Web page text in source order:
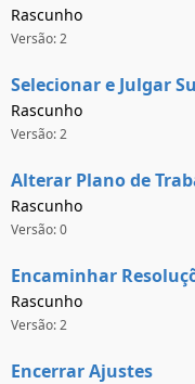
Rascunho
Versão: 2
Selecionar e Julgar
Rascunho
Versão: 2
Alterar Plano de
Rascunho
Versão: 0
Encaminhar
Rascunho
Versão: 2
Encerrar Ajustes